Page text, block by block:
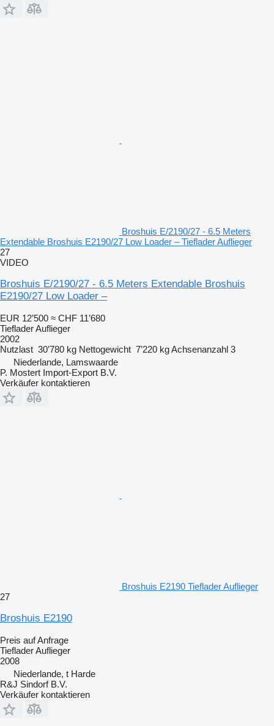
Broshuis E/2190/27 - 6.5 Meters
Extendable Broshuis E2190/27 Low Loader – Tieflader Auflieger
27
VIDEO
Broshuis E/2190/27 - 6.5 Meters Extendable Broshuis
E2190/27 Low Loader –
EUR 12’500 ≈ CHF 11’680
Tieflader Auflieger
2002
Nutzlast 30’780 kg Nettogewicht 7’220 kgAchsenanzahl 3
Niederlande, Lamswaarde
P. Mostert Import-Export B.V.
Verkäufer kontaktieren
Broshuis E2190 Tieflader Auflieger
27
Broshuis E2190
Preis auf Anfrage
Tieflader Auflieger
2008
Niederlande, t Harde
R&J Sindorf B.V.
Verkäufer kontaktieren